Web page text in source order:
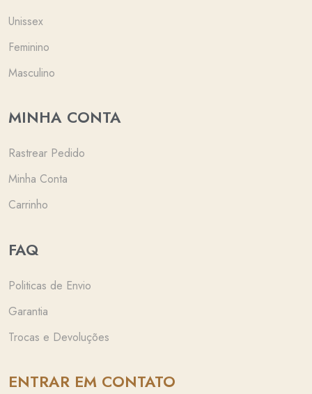
Unissex
Feminino
Masculino
MINHA CONTA
Rastrear Pedido
Minha Conta
Carrinho
FAQ
Politicas de Envio
Garantia
Trocas e Devoluções
ENTRAR EM CONTATO